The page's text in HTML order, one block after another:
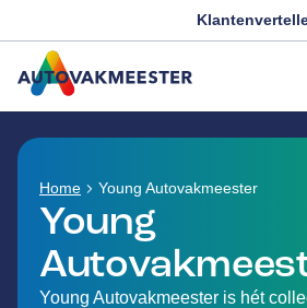
GA NAAR DE HOMEPAGINA
Home Young Autovakmeester
Young
Young Autovakmeester is hét